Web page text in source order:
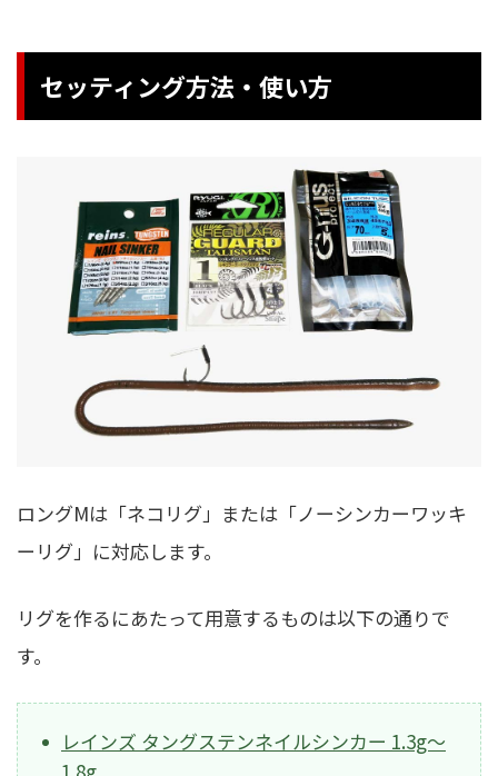
セッティング方法・使い方
ロングMは「ネコリグ」または「ノーシンカーワッキ
ーリグ」に対応します。
リグを作るにあたって用意するものは以下の通りで
す。
レインズ タングステンネイルシンカー 1.3g〜